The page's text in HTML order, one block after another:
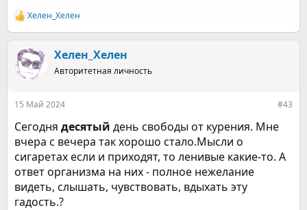
Р
е
к
ц
и
Хелен_Хелен
Хелен_Хелен
Авторитетная личность
15 Май 2024 #43
Сегодня десятый день свободы от курения. Мне
вчера с вечера так хорошо стало.Мысли о
сигаретах если и приходят, то ленивые какие-то. А
ответ организма на них - полное нежелание
видеть, слышать, чувствовать, вдыхать эту
гадость.?